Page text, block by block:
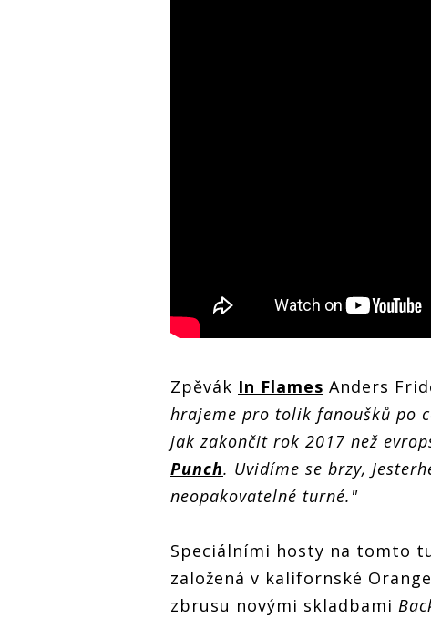
Zpěvák In Flames Anders
hrajeme pro tolik fanoušků po
jak zakončit rok 2017 než
Punch. Uvidíme se brzy,
neopakovatelné turné."
Speciálními hosty na tomto
založená v kalifornské
zbrusu novými skladbami